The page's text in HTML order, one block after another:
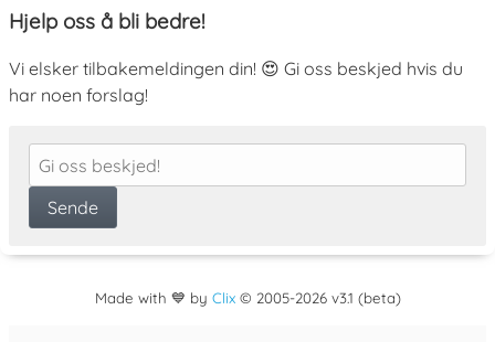
Hjelp oss å bli bedre!
Vi elsker tilbakemeldingen din! 😍 Gi oss beskjed hvis du
har noen forslag!
Made with 💙 by Clix© 2005-2026 v3.1 (beta)